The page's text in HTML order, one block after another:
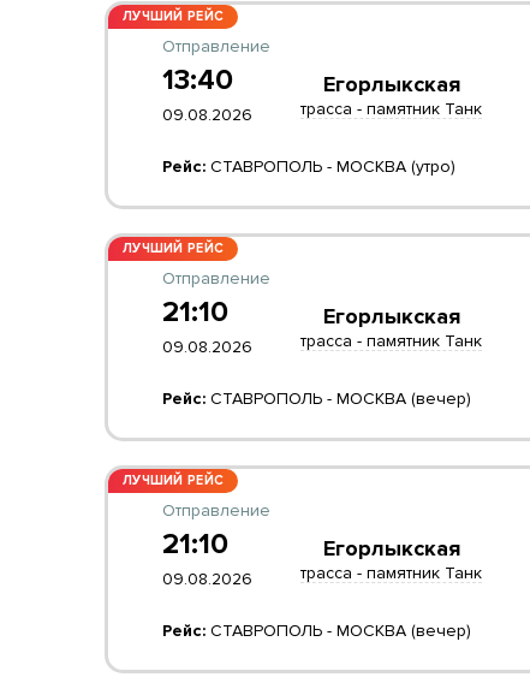
ЛУЧШИЙ РЕЙС
Отправление
13:40
09.08.2026
Егорлыкская
трасса - памятник Танк
Рейс: СТАВРОПОЛЬ - МОСКВА (утро)
ЛУЧШИЙ РЕЙС
Отправление
21:10
09.08.2026
Егорлыкская
трасса - памятник Танк
Рейс: СТАВРОПОЛЬ - МОСКВА (вечер)
ЛУЧШИЙ РЕЙС
Отправление
21:10
09.08.2026
Егорлыкская
трасса - памятник Танк
Рейс: СТАВРОПОЛЬ - МОСКВА (вечер)